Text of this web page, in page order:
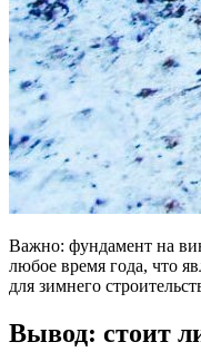
Важно: фундамент на
любое время года, что
для зимнего
Вывод: стоит